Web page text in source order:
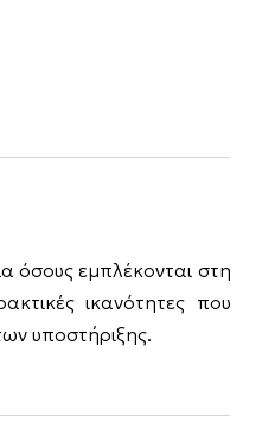
όσους εμπλέκονται στη
ικανότητες που
υποστήριξης.